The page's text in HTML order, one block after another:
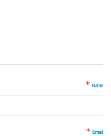
Name
*
Email
*